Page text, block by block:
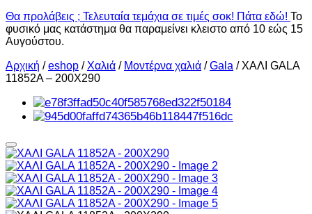
Θα προλάβεις ; Τελευταία τεμάχια σε τιμές σοκ! Πάτα εδώ! Το
φυσικό μας κατάστημα θα παραμείνει κλειστο από 10 εώς 15
Αυγούστου.
Αρχική /eshop / Χαλιά / Μοντέρνα χαλιά /Gala / ΧΑΛΙ GALA
11852A – 200X290